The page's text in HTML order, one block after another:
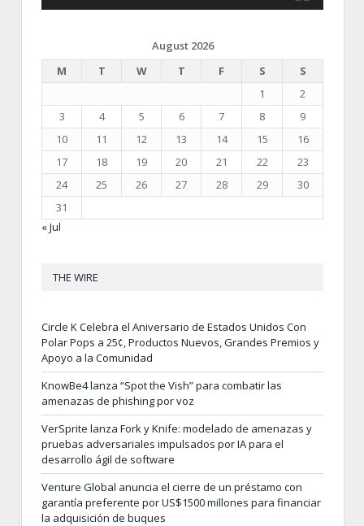
August 2026
M
T W T F S
S
1
2
3
4 5 6 7 8
9
10
11 12 13 14 15
16
17
18 19 20 21 22
23
24
25 26 27 28 29
30
31
« Jul
THE WIRE
Circle K Celebra el Aniversario de Estados Unidos Con
Polar Pops a 25¢, Productos Nuevos, Grandes Premios y
Apoyo a la Comunidad
KnowBe4 lanza “Spot the Vish” para combatir las
amenazas de phishing por voz
VerSprite lanza Fork y Knife: modelado de amenazas y
pruebas adversariales impulsados por IA para el
desarrollo ágil de software
Venture Global anuncia el cierre de un préstamo con
garantía preferente por US$1500 millones para financiar
la adquisición de buques